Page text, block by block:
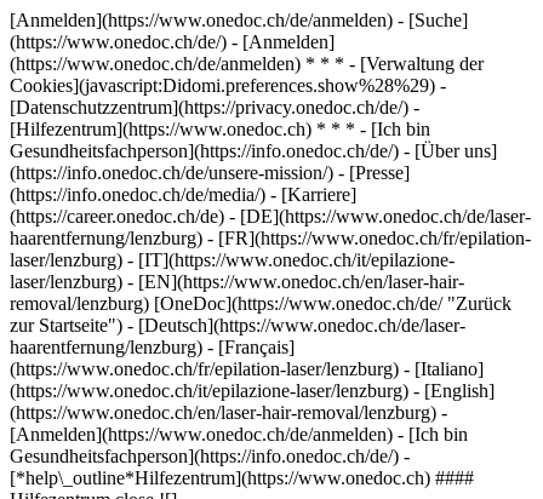
[Anmelden](https://www.onedoc.ch/de/anmelden) - [Suche]
(https://www.onedoc.ch/de/) - [Anmelden]
(https://www.onedoc.ch/de/anmelden) * * * - [Verwaltung der
Cookies](javascript:Didomi.preferences.show%28%29) -
[Datenschutzzentrum](https://privacy.onedoc.ch/de/) -
[Hilfezentrum](https://www.onedoc.ch) * * * - [Ich bin
Gesundheitsfachperson](https://info.onedoc.ch/de/) - [Über uns]
(https://info.onedoc.ch/de/unsere-mission/) - [Presse]
(https://info.onedoc.ch/de/media/) - [Karriere]
(https://career.onedoc.ch/de) - [DE](https://www.onedoc.ch/de/laser-
haarentfernung/lenzburg) - [FR](https://www.onedoc.ch/fr/epilation-
laser/lenzburg) - [IT](https://www.onedoc.ch/it/epilazione-
laser/lenzburg) - [EN](https://www.onedoc.ch/en/laser-hair-
removal/lenzburg) [OneDoc](https://www.onedoc.ch/de/ "Zurück
zur Startseite") - [Deutsch](https://www.onedoc.ch/de/laser-
haarentfernung/lenzburg) - [Français]
(https://www.onedoc.ch/fr/epilation-laser/lenzburg) - [Italiano]
(https://www.onedoc.ch/it/epilazione-laser/lenzburg) - [English]
(https://www.onedoc.ch/en/laser-hair-removal/lenzburg) -
[Anmelden](https://www.onedoc.ch/de/anmelden) - [Ich bin
Gesundheitsfachperson](https://info.onedoc.ch/de/) -
[*help\_outline*Hilfezentrum](https://www.onedoc.ch) ####